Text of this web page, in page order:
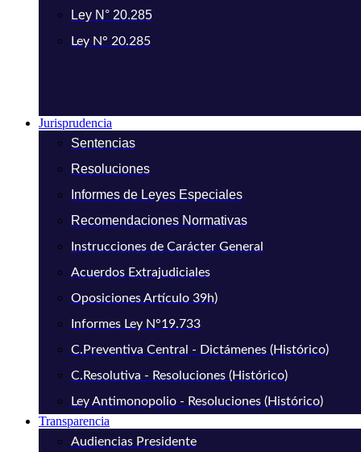
Ley N° 20.285
Ley N° 20.285
Jurisprudencia
Sentencias
Resoluciones
Informes de Leyes Especiales
Recomendaciones Normativas
Instrucciones de Carácter General
Acuerdos Extrajudiciales
Oposiciones Artículo 39h)
Informes Ley N°19.733
C.Preventiva Central - Dictámenes (Histórico)
C.Resolutiva - Resoluciones (Histórico)
Ley Antimonopolio - Resoluciones (Histórico)
Transparencia
Audiencias Presidente